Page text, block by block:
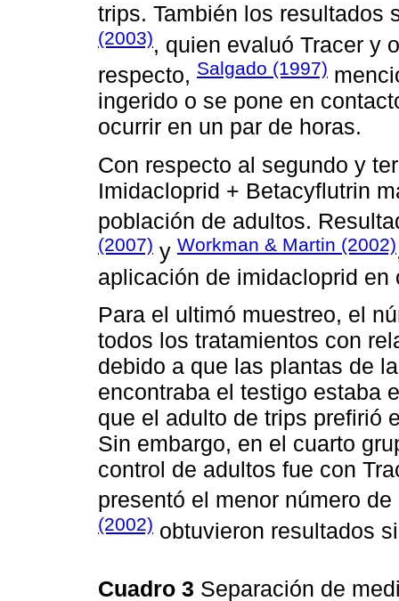
trips. También los
(2003), quien evaluó Tracer y
respecto, Salgado (1997)
ingerido o se pone en
ocurrir en un par de horas.
Con respecto al segundo y
Imidacloprid + Betacyflutrin
población de adultos.
(2007) y Workman & Martin (2002)
aplicación de imidacloprid en
Para el ultimó muestreo, el
todos los tratamientos con
debido a que las plantas de
encontraba el testigo estaba
que el adulto de trips prefirió
Sin embargo, en el cuarto
control de adultos fue con
presentó el menor número de
(2002) obtuvieron resultados
Cuadro 3 Separación de